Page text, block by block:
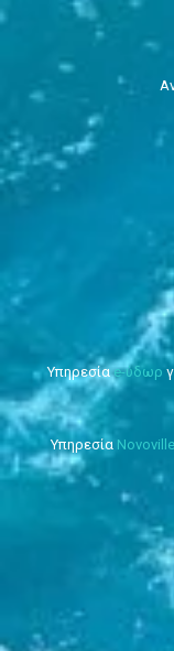
Υπηρεσίαe-ύδωρ
Υπηρεσία Novoville